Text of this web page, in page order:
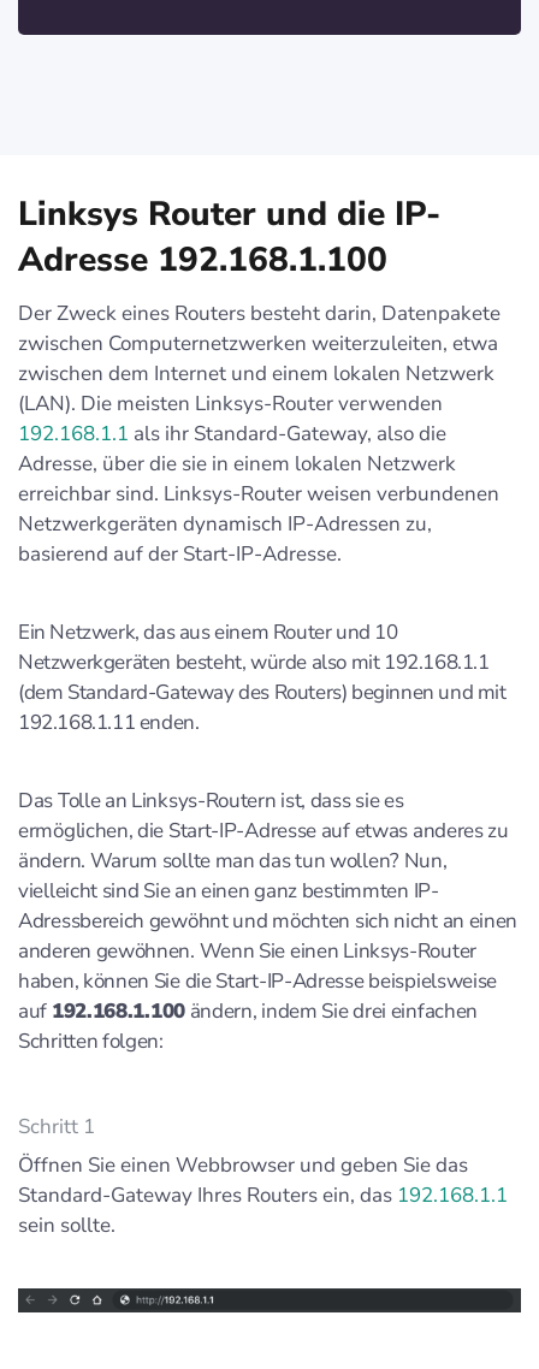
Linksys Router und die IP-
Adresse 192.168.1.100
Der Zweck eines Routers besteht darin, Datenpakete
zwischen Computernetzwerken weiterzuleiten, etwa
zwischen dem Internet und einem lokalen Netzwerk
(LAN). Die meisten Linksys-Router verwenden
192.168.1.1 als ihr Standard-Gateway, also die
Adresse, über die sie in einem lokalen Netzwerk
erreichbar sind. Linksys-Router weisen verbundenen
Netzwerkgeräten dynamisch IP-Adressen zu,
basierend auf der Start-IP-Adresse.
Ein Netzwerk, das aus einem Router und 10
Netzwerkgeräten besteht, würde also mit 192.168.1.1
(dem Standard-Gateway des Routers) beginnen und mit
192.168.1.11 enden.
Das Tolle an Linksys-Routern ist, dass sie es
ermöglichen, die Start-IP-Adresse auf etwas anderes zu
ändern. Warum sollte man das tun wollen? Nun,
vielleicht sind Sie an einen ganz bestimmten IP-
Adressbereich gewöhnt und möchten sich nicht an einen
anderen gewöhnen. Wenn Sie einen Linksys-Router
haben, können Sie die Start-IP-Adresse beispielsweise
auf 192.168.1.100ändern, indem Sie drei einfachen
Schritten folgen:
Schritt 1
Öffnen Sie einen Webbrowser und geben Sie das
Standard-Gateway Ihres Routers ein, das 192.168.1.1
sein sollte.